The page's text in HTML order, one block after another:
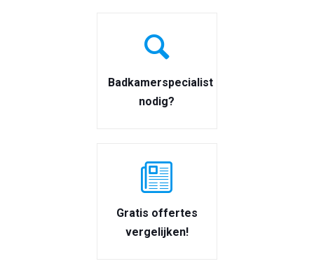
Badkamerspecialist
nodig?
Gratis offertes
vergelijken!